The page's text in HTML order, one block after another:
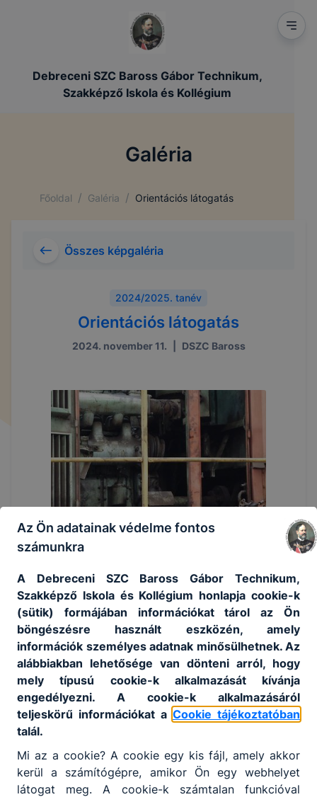
Debreceni SZC Baross Gábor Technikum,
Szakképző Iskola és Kollégium
Galéria
Főoldal / Galéria / Orientációs látogatás
Összes képgaléria
2024/2025. tanév
Orientációs látogatás
2024. november 11. DSZC Baross
Az Ön adatainak védelme fontos
számunkra
A Debreceni SZC Baross Gábor Technikum,
Szakképző Iskola és Kollégium honlapja cookie-k
(sütik) formájában információkat tárol az Ön
böngészésre használt eszközén, amely
információk személyes adatnak minősülhetnek. Az
alábbiakban lehetősége van dönteni arról, hogy
mely típusú cookie-k alkalmazását kívánja
engedélyezni. A cookie-k alkalmazásáról
teljeskörű információkat a Cookie tájékoztatóban
talál.
Mi az a cookie? A cookie egy kis fájl, amely akkor
kerül a számítógépre, amikor Ön egy webhelyet
látogat meg. A cookie-k számtalan funkcióval